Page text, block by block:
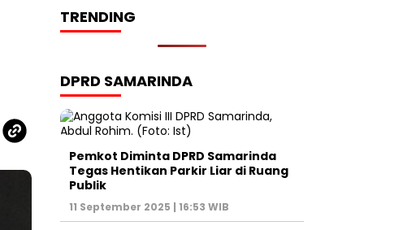
TRENDING
DPRD SAMARINDA
Pemkot Diminta DPRD Samarinda
Tegas Hentikan Parkir Liar di Ruang
Publik
11 September 2025 | 16:53 WIB